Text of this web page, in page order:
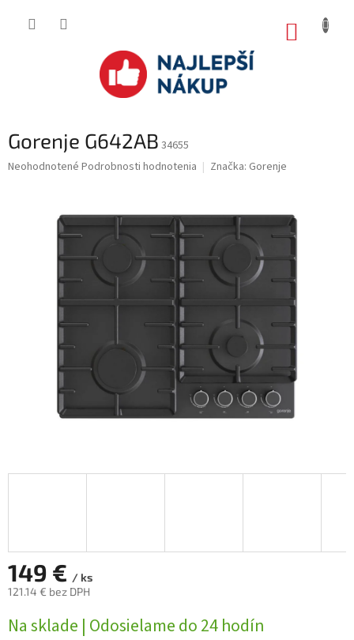
Gorenje G642AB 34655
Priemerné
Neohodnotené Podrobnosti hodnotenia Značka: Gorenje
149 € / ks
121.14 € bez DPH
cena:
Na sklade | Odosielame do 24 hodín